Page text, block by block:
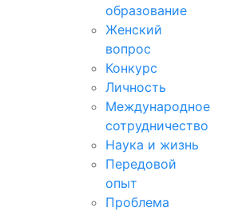
образование
Женский
вопрос
Конкурс
Личность
Международное
сотрудничество
Наука и жизнь
Передовой
опыт
Проблема